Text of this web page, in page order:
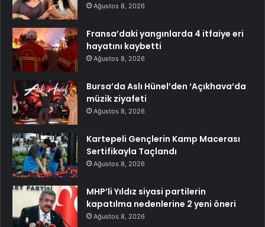
Ağustos 8, 2026
Fransa’daki yangınlarda 4 itfaiye eri
hayatını kaybetti
Ağustos 8, 2026
Bursa’da Aslı Hünel’den ‘Açıkhava’da
müzik ziyafeti
Ağustos 8, 2026
Kartepeli Gençlerin Kamp Macerası
Sertifikayla Taçlandı
Ağustos 8, 2026
MHP’li Yıldız siyasi partilerin
kapatılma nedenlerine 2 yeni öneri
Ağustos 8, 2026